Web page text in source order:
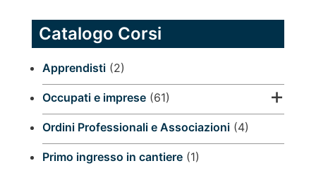
Catalogo Corsi
Apprendisti(2)
Occupati e imprese(61)
Ordini Professionali e Associazioni(4)
Primo ingresso in cantiere(1)